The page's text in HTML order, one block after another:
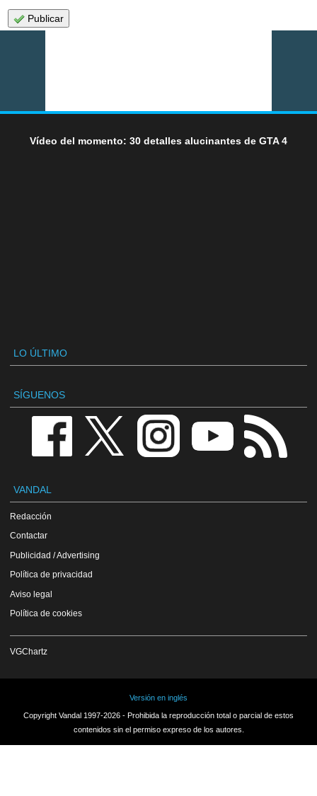
Publicar
Vídeo del momento: 30 detalles alucinantes de GTA 4
LO ÚLTIMO
SÍGUENOS
VANDAL
Redacción
Contactar
Publicidad / Advertising
Política de privacidad
Aviso legal
Política de cookies
VGChartz
Versión en inglés
Copyright Vandal 1997-2026 - Prohibida la reproducción total o parcial de estos
contenidos sin el permiso expreso de los autores.